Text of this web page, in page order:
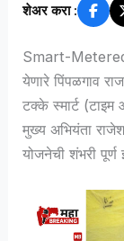
शेअर करा :
Smart-Metered
येणारे पिंपळगाव
टक्के स्मार्ट
मुख्य अभियंता
योजनेची शंभरी